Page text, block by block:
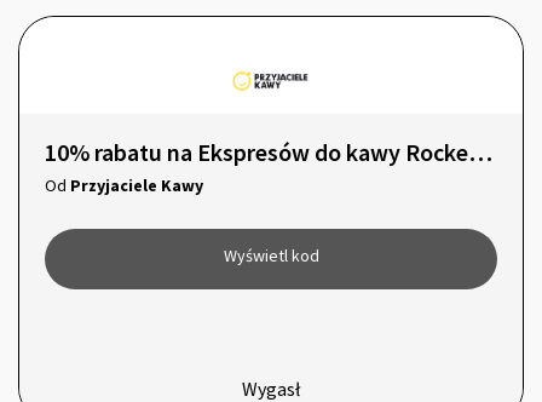
10% rabatu na Ekspresów do kawy Rocket Espresso Appartamento TCA
Od Przyjaciele Kawy
Wyświetl kod
Wygasł